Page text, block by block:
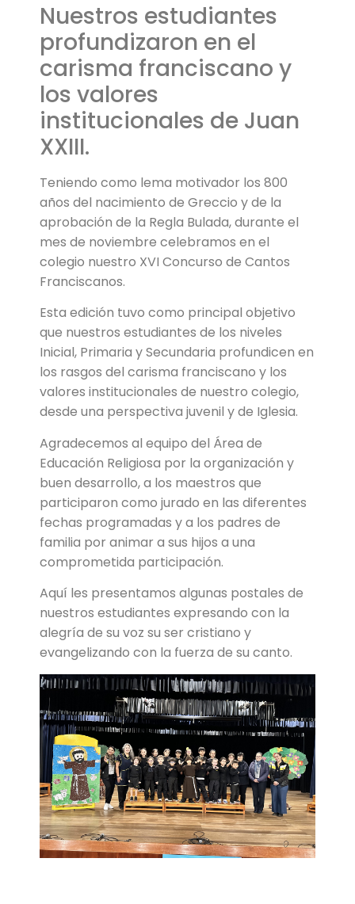
Nuestros estudiantes
profundizaron en el
carisma franciscano y
los valores
institucionales de Juan
XXIII.
Teniendo como lema motivador los 800
años del nacimiento de Greccio y de la
aprobación de la Regla Bulada, durante el
mes de noviembre celebramos en el
colegio nuestro XVI Concurso de Cantos
Franciscanos.
Esta edición tuvo como principal objetivo
que nuestros estudiantes de los niveles
Inicial, Primaria y Secundaria profundicen en
los rasgos del carisma franciscano y los
valores institucionales de nuestro colegio,
desde una perspectiva juvenil y de Iglesia.
Agradecemos al equipo del Área de
Educación Religiosa por la organización y
buen desarrollo, a los maestros que
participaron como jurado en las diferentes
fechas programadas y a los padres de
familia por animar a sus hijos a una
comprometida participación.
Aquí les presentamos algunas postales de
nuestros estudiantes expresando con la
alegría de su voz su ser cristiano y
evangelizando con la fuerza de su canto.